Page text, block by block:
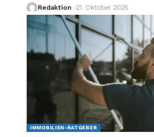
Redaktion 21. Oktober 2025
IMMOBILIEN-RATGEBER